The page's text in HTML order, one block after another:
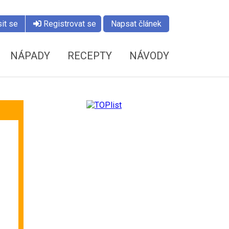
se Registrovat se Napsat článek
NÁPADY RECEPTY NÁVODY